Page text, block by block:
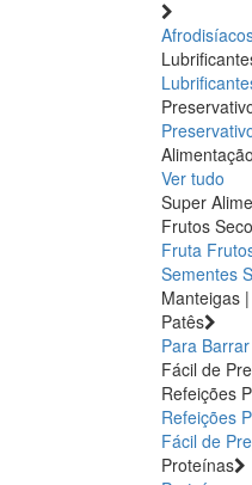
Alimentação
Ver tudo
Super
Frutos
Fruta
Sementes
Manteigas
Patês
Para Barrar
Fácil de
Refeições
Refeições
Fácil de
Proteínas